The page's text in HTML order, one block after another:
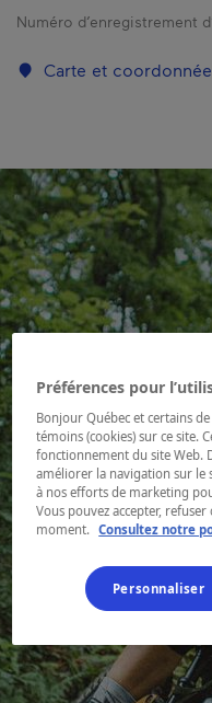
Numéro d’enregistrement
Carte et
Préférences pour
Bonjour Québec et certains
témoins (cookies) sur ce site.
fonctionnement du site Web.
améliorer la navigation sur le
à nos efforts de marketing
Vous pouvez accepter,
moment.
Consultez notre
Personnaliser